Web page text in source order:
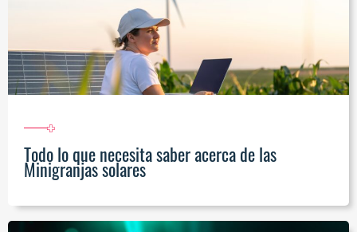
Todo lo que necesita saber acerca de las
Minigranjas solares